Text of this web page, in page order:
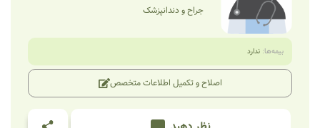
جراح و دندانپزشک
بیمه‌ها: ندارد
اصلاح و تکمیل اطلاعات متخصص